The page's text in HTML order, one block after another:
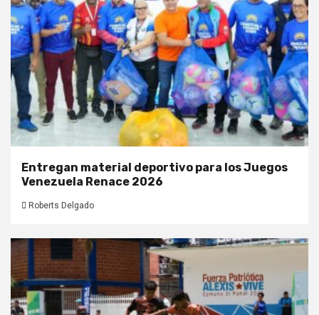
Entregan material deportivo para los Juegos
Venezuela Renace 2026
Roberts Delgado